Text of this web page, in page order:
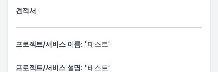
견적서
프로젝트/서비스 이름: "테스트"
프로젝트/서비스 설명: "테스트"